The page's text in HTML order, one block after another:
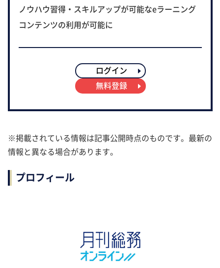
ノウハウ習得・スキルアップが可能なeラーニング
コンテンツの利用が可能に
ログイン
無料登録
※掲載されている情報は記事公開時点のものです。最新の
情報と異なる場合があります。
プロフィール